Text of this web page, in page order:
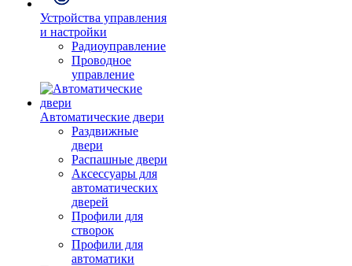
Устройства управления
и настройки
Радиоуправление
Проводное
управление
Автоматические двери
Раздвижные
двери
Распашные двери
Аксессуары для
автоматических
дверей
Профили для
створок
Профили для
автоматики